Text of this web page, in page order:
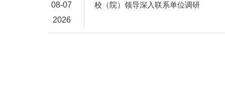
08-07
2026
校（院）领导深入联系单位调研